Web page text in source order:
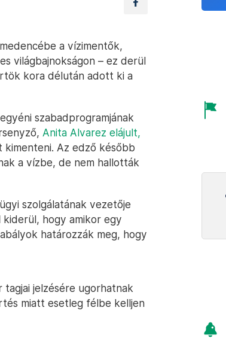
a vízimentők,
világbajnokságon – ez derül
kora délután adott ki a
szabadprogramjának
Anita Alvarez elájult,
Az edző később
a vízbe, de nem hallották
szolgálatának vezetője
hogy amikor egy
határozzák meg, hogy
tagjai jelzésére ugorhatnak
miatt esetleg félbe kelljen